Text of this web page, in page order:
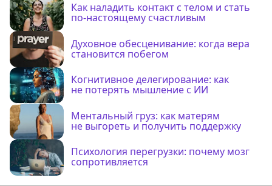
Как наладить контакт с телом и стать
по-настоящему счастливым
Духовное обесценивание: когда вера
становится побегом
Когнитивное делегирование: как
не потерять мышление с ИИ
Ментальный груз: как матерям
не выгореть и получить поддержку
Психология перегрузки: почему мозг
сопротивляется